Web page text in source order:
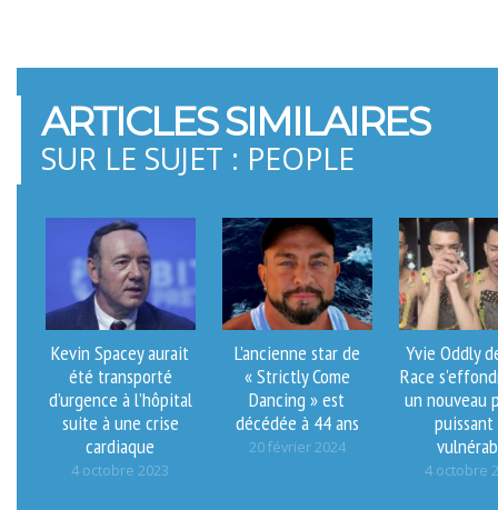
ARTICLES SIMILAIRES
SUR LE SUJET : PEOPLE
Kevin Spacey aurait
été transporté
d’urgence à l’hôpital
suite à une crise
cardiaque
4 octobre 2023
L’ancienne star de
« Strictly Come
Dancing » est
décédée à 44 ans
20 février 2024
Yvie Oddly
Race
un nouveau
4 octobre